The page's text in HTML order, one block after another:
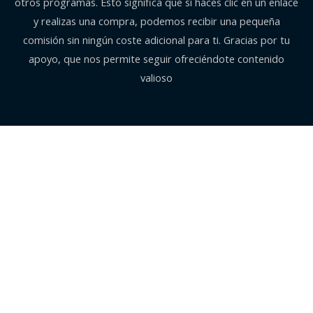
y realizas una compra, podemos recibir una pequeña
comisión sin ningún coste adicional para ti. Gracias por tu
apoyo, que nos permite seguir ofreciéndote contenido
valioso